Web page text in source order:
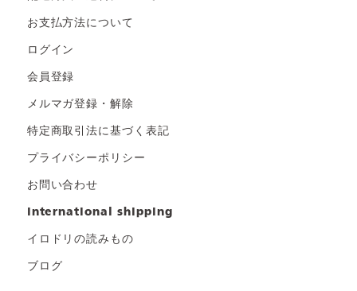
お支払方法について
ログイン
会員登録
メルマガ登録・解除
特定商取引法に基づく表記
プライバシーポリシー
お問い合わせ
international shipping
イロドリの読みもの
ブログ